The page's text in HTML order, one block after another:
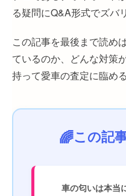
る疑問にQ&A形式でズバ
この記事を最後まで読め
ているのか、どんな対策
持って愛車の査定に臨め
この記
車の匂いは本当